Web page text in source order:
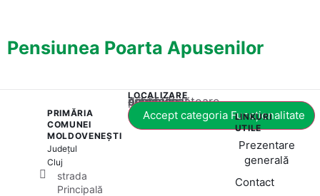
Pensiunea Poarta Apusenilor
PRIMĂRIA
COMUNEI
MOLDOVENEȘTI
Județul
Cluj
strada
Principală
LOCALIZARE
Acest conținut este blocat până când acceptați categoria corespunzătoare de cookie-uri.
Accept categoria Funcționalitate
LINKURI
UTILE
Prezentare
generală
Contact